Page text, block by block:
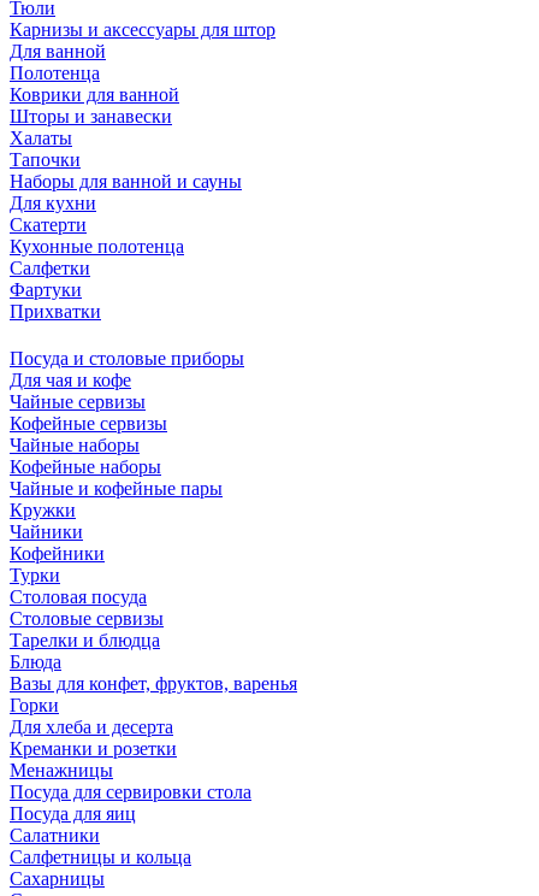
Тюли
Карнизы и аксессуары для штор
Для ванной
Полотенца
Коврики для ванной
Шторы и занавески
Халаты
Тапочки
Наборы для ванной и сауны
Для кухни
Скатерти
Кухонные полотенца
Салфетки
Фартуки
Прихватки
Посуда и столовые приборы
Для чая и кофе
Чайные сервизы
Кофейные сервизы
Чайные наборы
Кофейные наборы
Чайные и кофейные пары
Кружки
Чайники
Кофейники
Турки
Столовая посуда
Столовые сервизы
Тарелки и блюдца
Блюда
Вазы для конфет, фруктов, варенья
Горки
Для хлеба и десерта
Креманки и розетки
Менажницы
Посуда для сервировки стола
Посуда для яиц
Салатники
Салфетницы и кольца
Сахарницы